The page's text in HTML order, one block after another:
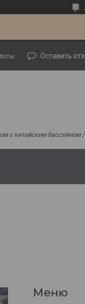
Оставить
с китайским